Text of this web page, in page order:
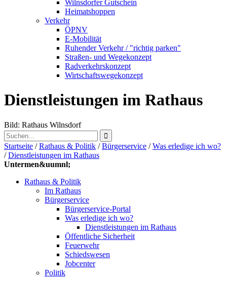
Wilnsdorfer Gutschein
Heimatshoppen
Verkehr
ÖPNV
E-Mobilität
Ruhender Verkehr / "richtig parken"
Straßen- und Wegekonzept
Radverkehrskonzept
Wirtschaftswegekonzept
Dienstleistungen im Rathaus
Bild: Rathaus Wilnsdorf
Startseite /Rathaus & Politik /Bürgerservice /Was erledige ich wo?
/Dienstleistungen im Rathaus
Untermen&uumnl;
Rathaus & Politik
Im Rathaus
Bürgerservice
Bürgerservice-Portal
Was erledige ich wo?
Dienstleistungen im Rathaus
Öffentliche Sicherheit
Feuerwehr
Schiedswesen
Jobcenter
Politik